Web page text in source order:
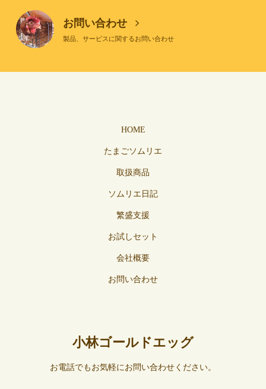
お問い合わせ
製品、サービスに関するお問い合わせ
HOME
たまごソムリエ
取扱商品
ソムリエ日記
繁盛支援
お試しセット
会社概要
お問い合わせ
小林ゴールドエッグ
お電話でもお気軽にお問い合わせください。